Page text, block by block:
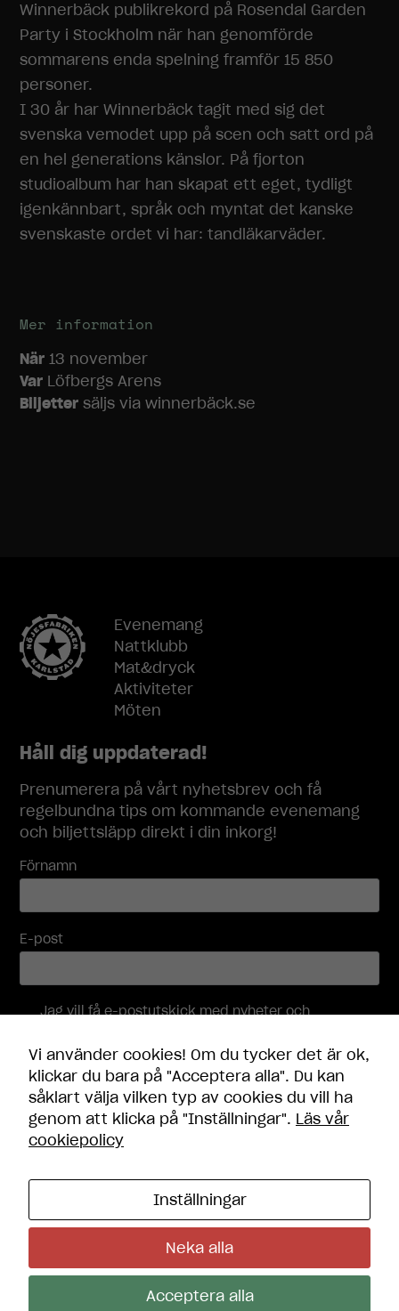
Winnerbäck publikrekord på Rosendal Garden
Party i Stockholm när han genomförde
sommarens enda spelning framför 15 850
personer.
I 30 år har Winnerbäck tagit med sig det
svenska vemodet upp på scen och satt ord på
en hel generations känslor. På fjorton
studioalbum har han skapat ett eget, tydligt
igenkännbart, språk och myntat det kanske
svenskaste ordet vi har: tandläkarväder.
Mer information
När 13 november
Var Löfbergs Arens
Biljetter säljs via winnerbäck.se
Evenemang
Nattklubb
Mat&dryck
Aktiviteter
Möten
Håll dig uppdaterad!
Prenumerera på vårt nyhetsbrev och få
regelbundna tips om kommande evenemang
och biljettsläpp direkt i din inkorg!
Förnamn
E-post
Jag vill få e-postutskick med nyheter och
personuppgifter behandlas i enlighet med
integritetspolicyn.
Skicka
Kontakt
Integritetspolicy
Cookie-inställningar
Vi använder cookies! Om du tycker det är ok,
klickar du bara på "Acceptera alla". Du kan
såklart välja vilken typ av cookies du vill ha
genom att klicka på "Inställningar". Läs vår
cookiepolicy
Inställningar
Neka alla
Acceptera alla
Nödvändiga
cookies går
inte att välja
behövs för
att
hemsidan
förbättra
hemsidans
funktionalitet
att försvinna
från
Marknadsföring
ditt beteende
ökar du chansen
personligt
anpassat
innehåll och
erbjudanden.